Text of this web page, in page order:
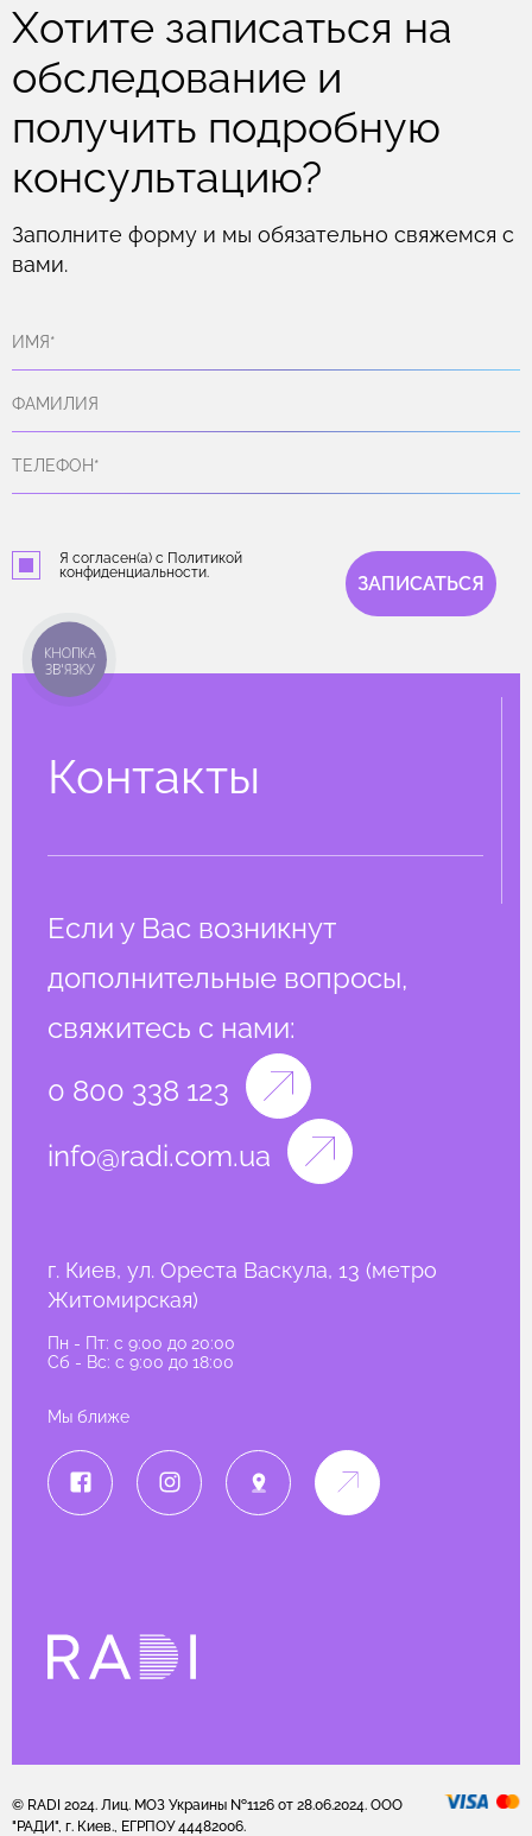
Хотите записаться на
обследование и
получить подробную
консультацию?
Заполните форму и мы обязательно свяжемся с
вами.
Я согласен(а) с Политикой
конфиденциальности.
ЗАПИСАТЬСЯ
Контакты
Если у Вас возникнут
дополнительные вопросы,
свяжитесь с нами:
0 800 338 123
info@radi.com.ua
г. Киев, ул. Ореста Васкула, 13 (метро
Житомирская)
Пн - Пт: c 9:00 до 20:00
Сб - Вс: c 9:00 до 18:00
Мы ближе
© RADI 2024. Лиц. МОЗ Украины №1126 от 28.06.2024. ООО
"РАДИ", г. Киев., ЕГРПОУ 44482006.
КНОПКА
ЗВ'ЯЗКУ